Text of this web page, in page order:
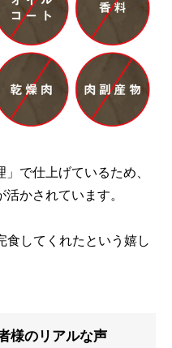
で仕上げているため、
かされています。
食してくれたという嬉し
様のリアルな声